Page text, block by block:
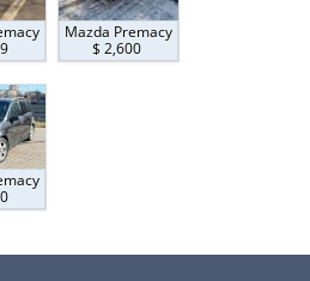
Mazda Premacy
$ 2,600